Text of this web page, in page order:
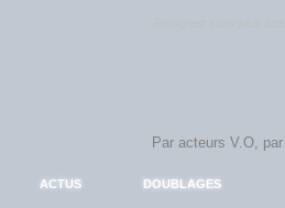
ACTUS DOUBLAGES